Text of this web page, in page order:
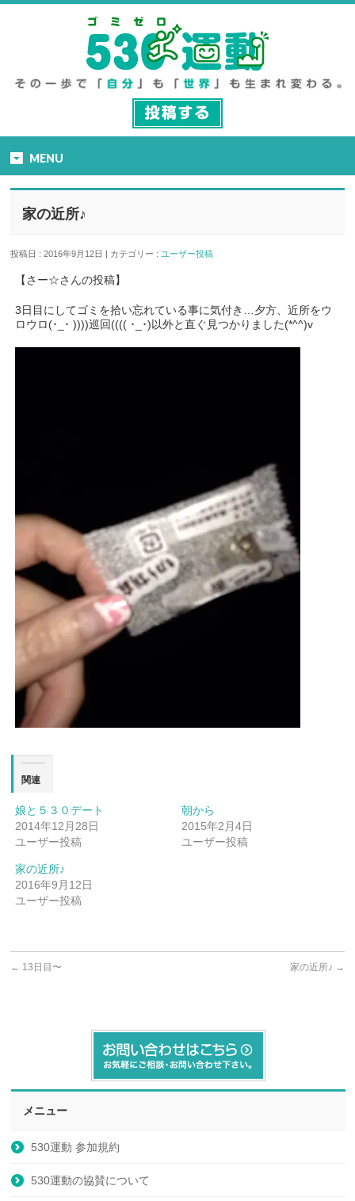
MENU
家の近所♪
投稿日 : 2016年9月12日 | カテゴリー :ユーザー投稿
【さー☆さんの投稿】
3日目にしてゴミを拾い忘れている事に気付き…夕方、近所をウ
ロウロ(･_･ ))))巡回(((( ･_･)以外と直ぐ見つかりました(*^^)v
関連
娘と５３０デート
2014年12月28日
ユーザー投稿
朝から
2015年2月4日
ユーザー投稿
家の近所♪
2016年9月12日
ユーザー投稿
← 13日目〜 家の近所♪ →
メニュー
530運動 参加規約
530運動の協賛について